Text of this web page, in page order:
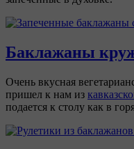
Баклажаны
Очень вкусная
пришел к нам из
подается к столу как в